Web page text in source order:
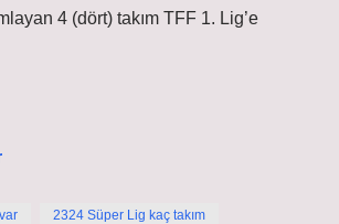
4 (dört) takım TFF 1. Lig’e
2324 Süper Lig kaç takım